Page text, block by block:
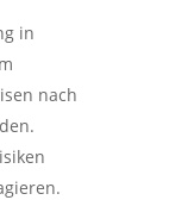
in
nach